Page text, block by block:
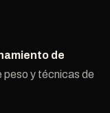
de
peso y técnicas de